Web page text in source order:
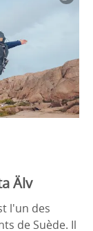
Älv
l'un des
de Suède. Il